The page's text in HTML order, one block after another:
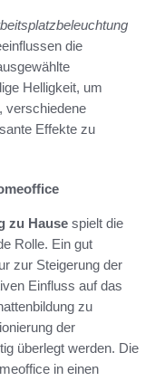
die
Helligkeit, um
verschiedene
Effekte zu
zu Hause spielt die
Rolle. Ein gut
zur Steigerung der
Einfluss auf das
zu
der
überlegt werden. Die
in einen